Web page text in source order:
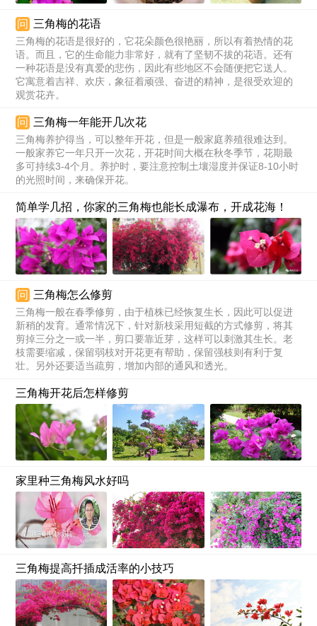
问 三角梅的花语
三角梅的花语是很好的，它花朵颜色很艳丽，所以有着热情的花
语。而且，它的生命能力非常好，就有了坚韧不拔的花语。还有
一种花语是没有真爱的悲伤，因此有些地区不会随便把它送人。
它寓意着吉祥、欢庆，象征着顽强、奋进的精神，是很受欢迎的
观赏花卉。
问 三角梅一年能开几次花
三角梅养护得当，可以整年开花，但是一般家庭养殖很难达到。
一般家养它一年只开一次花，开花时间大概在秋冬季节，花期最
多可持续3-4个月。养护时，要注意控制土壤湿度并保证8-10小时
的光照时间，来确保开花。
简单学几招，你家的三角梅也能长成瀑布，开成花海！
问 三角梅怎么修剪
三角梅一般在春季修剪，由于植株已经恢复生长，因此可以促进
新稍的发育。通常情况下，针对新枝采用短截的方式修剪，将其
剪掉三分之一或一半，剪口要靠近芽，这样可以刺激其生长。老
枝需要缩减，保留弱枝对开花更有帮助，保留强枝则有利于复
壮。另外还要适当疏剪，增加内部的通风和透光。
三角梅开花后怎样修剪
家里种三角梅风水好吗
三角梅提高扦插成活率的小技巧